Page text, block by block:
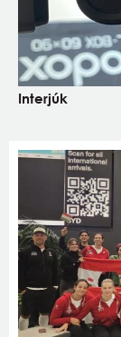
Interjúk